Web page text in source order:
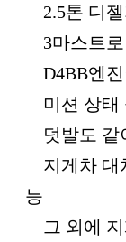
2.5톤 디
3마스트로
D4BB엔진
미션 상태
덧발도 같
지게차 대
능
그 외에 지